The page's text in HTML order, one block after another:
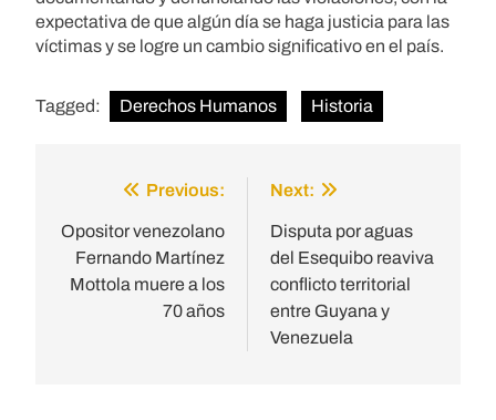
expectativa de que algún día se haga justicia para las
víctimas y se logre un cambio significativo en el país.
Tagged: Derechos Humanos Historia
navigation
Previous:
Opositor venezolano
Fernando Martínez
Mottola muere a los
70 años
Next:
Disputa por aguas
del Esequibo reaviva
conflicto territorial
entre Guyana y
Venezuela